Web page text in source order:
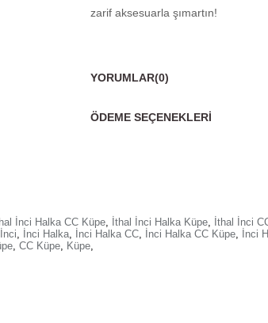
zarif aksesuarla şımartın!
YORUMLAR(0)
ÖDEME SEÇENEKLERI
İnci Halka CC Küpe, İthal İnci Halka Küpe, İthal İnci
İnci, İnci Halka, İnci Halka CC, İnci Halka CC Küpe, İnci
, CC Küpe, Küpe,